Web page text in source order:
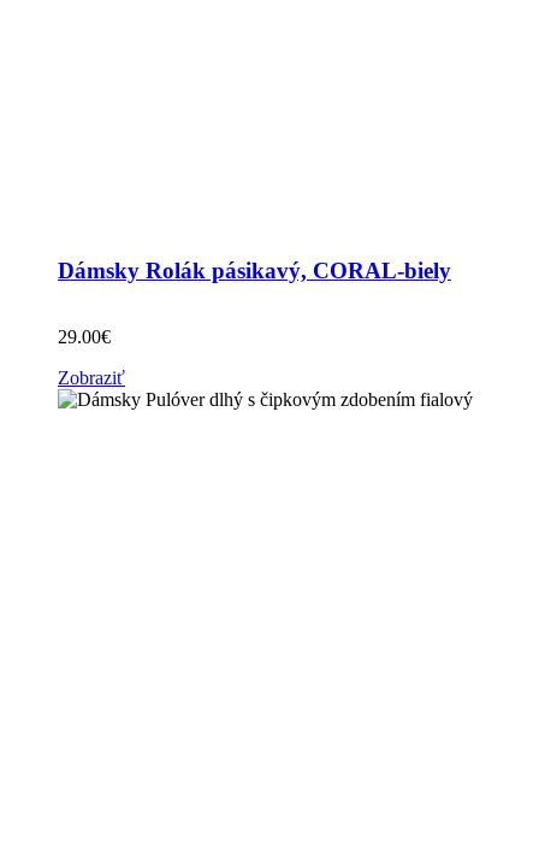
Dámsky Rolák pásikavý, CORAL-biely
29.00€
Zobraziť